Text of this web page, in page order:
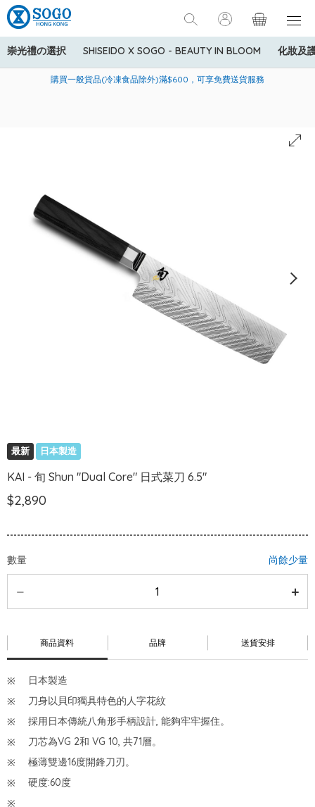
崇光禮の選択 SHISEIDO X SOGO - BEAUTY IN BLOOM 化妝及
美國運通Explorer®信用卡會員購物禮遇：高達5%簽賬回贈！
購買一般貨品(冷凍食品除外)滿$600，可享免費送貨服務
寄送中國內地服務只適用於指定商品，若訂單金額少於HK$600(折
最新 日本製造
KAI - 旬 Shun "Dual Core" 日式菜刀 6.5"
$2,890
數量 尚餘少量
商品資料 品牌 送貨安排
日本製造
刀身以貝印獨具特色的人字花紋
採用日本傳統八角形手柄設計, 能夠牢牢握住。
刀芯為VG 2和 VG 10, 共71層。
極薄雙邊16度開鋒刀刃。
硬度:60度